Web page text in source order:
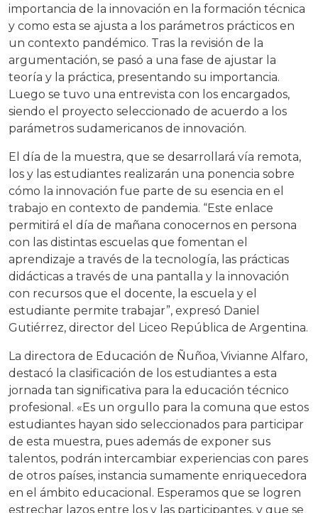
importancia de la innovación en la formación técnica
y como esta se ajusta a los parámetros prácticos en
un contexto pandémico. Tras la revisión de la
argumentación, se pasó a una fase de ajustar la
teoría y la práctica, presentando su importancia.
Luego se tuvo una entrevista con los encargados,
siendo el proyecto seleccionado de acuerdo a los
parámetros sudamericanos de innovación.
El día de la muestra, que se desarrollará vía remota,
los y las estudiantes realizarán una ponencia sobre
cómo la innovación fue parte de su esencia en el
trabajo en contexto de pandemia. “Este enlace
permitirá el día de mañana conocernos en persona
con las distintas escuelas que fomentan el
aprendizaje a través de la tecnología, las prácticas
didácticas a través de una pantalla y la innovación
con recursos que el docente, la escuela y el
estudiante permite trabajar”, expresó Daniel
Gutiérrez, director del Liceo República de Argentina.
La directora de Educación de Ñuñoa, Vivianne Alfaro,
destacó la clasificación de los estudiantes a esta
jornada tan significativa para la educación técnico
profesional. «Es un orgullo para la comuna que estos
estudiantes hayan sido seleccionados para participar
de esta muestra, pues además de exponer sus
talentos, podrán intercambiar experiencias con pares
de otros países, instancia sumamente enriquecedora
en el ámbito educacional. Esperamos que se logren
estrechar lazos entre los y las participantes, y que se